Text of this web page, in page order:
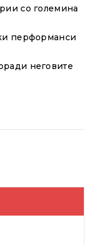
со големина
перформанси
неговите